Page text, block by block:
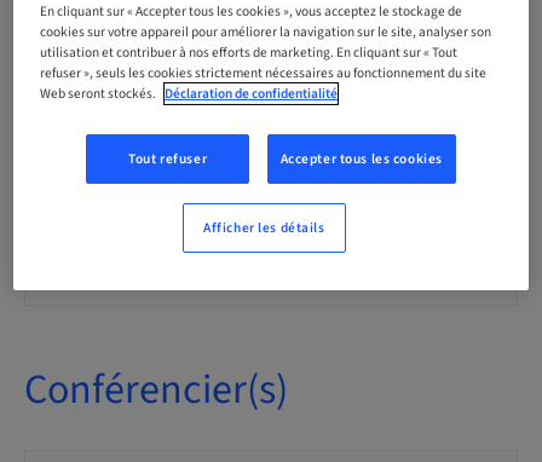
Points
12.50 Points
Méthode de livraison
Cours théorique en classe
Conférencier(s)
En cliquant sur « Accepter tous les cookies », vous acceptez le stockage de
cookies sur votre appareil pour améliorer la navigation sur le site, analyser son
utilisation et contribuer à nos efforts de marketing. En cliquant sur « Tout
refuser », seuls les cookies strictement nécessaires au fonctionnement du site
Web seront stockés. Déclaration de confidentialité
Tout refuser Accepter tous les cookies
Afficher les détails